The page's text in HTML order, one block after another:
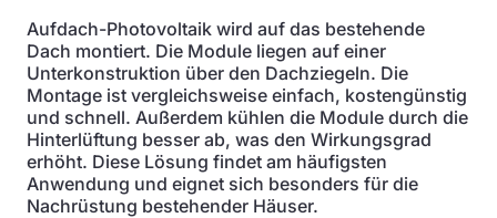
Aufdach-Photovoltaik wird auf das bestehende
Dach montiert. Die Module liegen auf einer
Unterkonstruktion über den Dachziegeln. Die
Montage ist vergleichsweise einfach, kostengünstig
und schnell. Außerdem kühlen die Module durch die
Hinterlüftung besser ab, was den Wirkungsgrad
erhöht. Diese Lösung findet am häufigsten
Anwendung und eignet sich besonders für die
Nachrüstung bestehender Häuser.